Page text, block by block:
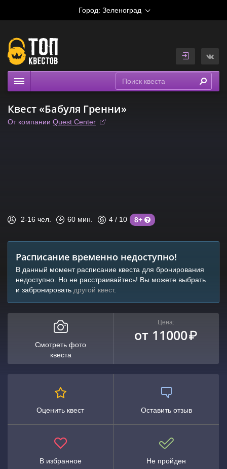
Город: Зеленоград
Рейтинги
Квест «Бабуля Гренни»
От компании Quest Center
2-16 чел. 60 мин. 4 / 10 8+
Расписание временно недоступно!
В данный момент расписание квеста для бронирования
недоступно. Но не расстраивайтесь! Вы можете выбрать
и забронировать другой квест.
Смотреть фото
квеста
Цена:
от 11000₽
Оценить квест Оставить отзыв
В избранное Не пройден